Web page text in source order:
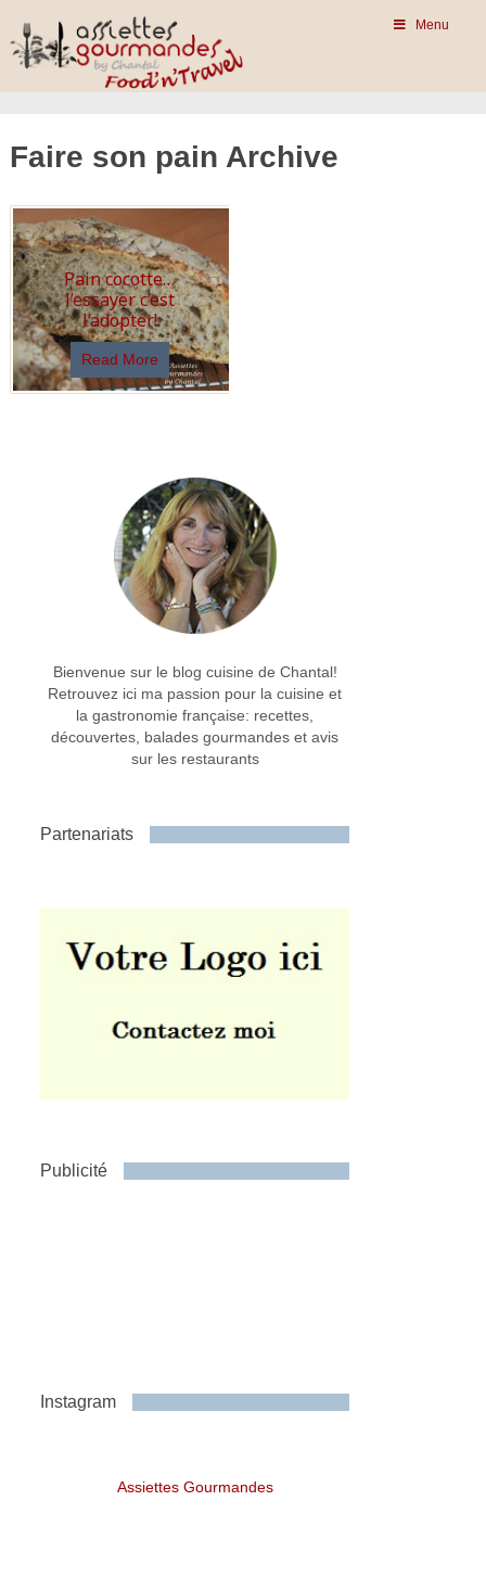
Menu
Faire son pain Archive
Pain cocotte…
l’essayer c’est
l’adopter!
Read More
Bienvenue sur le blog cuisine de Chantal!
Retrouvez ici ma passion pour la cuisine et
la gastronomie française: recettes,
découvertes, balades gourmandes et avis
sur les restaurants
Partenariats
Publicité
Instagram
Assiettes Gourmandes